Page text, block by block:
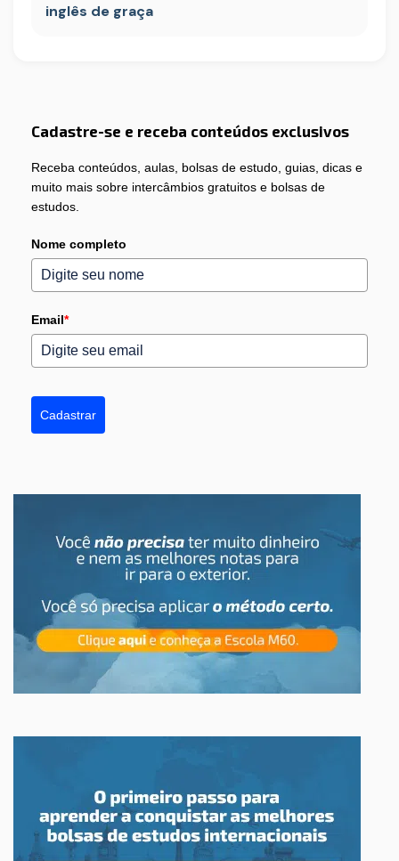
inglês de graça
Cadastre-se e receba conteúdos exclusivos
Receba conteúdos, aulas, bolsas de estudo, guias, dicas e
muito mais sobre intercâmbios gratuitos e bolsas de
estudos.
Nome completo
Email*
Cadastrar